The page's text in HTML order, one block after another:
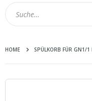
HOME SPÜLKORB FÜR GN1/
Zum